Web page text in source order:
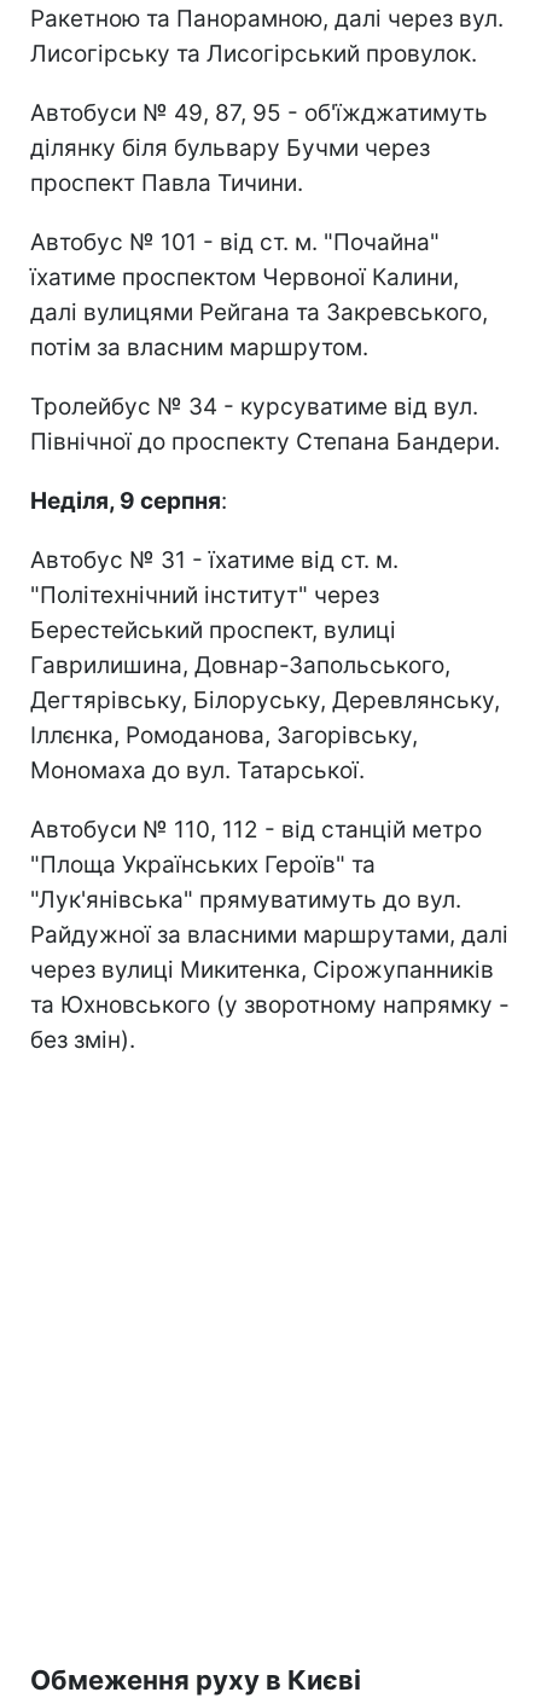
Ракетною та Панорамною, далі через вул.
Лисогірську та Лисогірський провулок.
Автобуси № 49, 87, 95 - об'їжджатимуть
ділянку біля бульвару Бучми через
проспект Павла Тичини.
Автобус № 101 - від ст. м. "Почайна"
їхатиме проспектом Червоної Калини,
далі вулицями Рейгана та Закревського,
потім за власним маршрутом.
Тролейбус № 34 - курсуватиме від вул.
Північної до проспекту Степана Бандери.
Неділя, 9 серпня:
Автобус № 31 - їхатиме від ст. м.
"Політехнічний інститут" через
Берестейський проспект, вулиці
Гаврилишина, Довнар-Запольського,
Дегтярівську, Білоруську, Деревлянську,
Іллєнка, Ромоданова, Загорівську,
Мономаха до вул. Татарської.
Автобуси № 110, 112 - від станцій метро
"Площа Українських Героїв" та
"Лук'янівська" прямуватимуть до вул.
Райдужної за власними маршрутами, далі
через вулиці Микитенка, Сірожупанників
та Юхновського (у зворотному напрямку -
без змін).
Обмеження руху в Києві